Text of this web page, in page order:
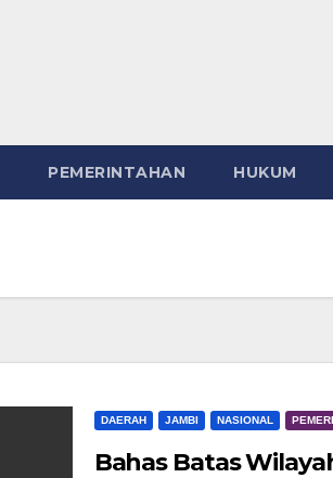
PEMERINTAHAN HUKUM
DAERAH JAMBI NASIONAL
Bahas Batas